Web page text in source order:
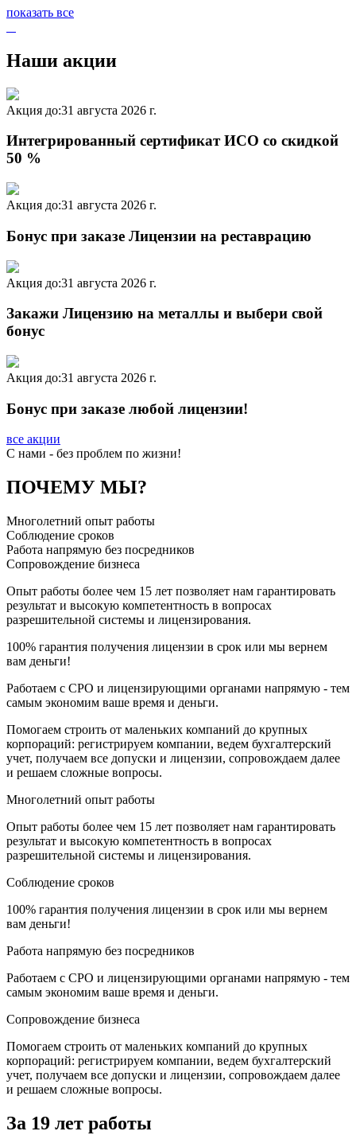
показать все
Наши акции
Акция до:31 августа 2026 г.
Интегрированный сертификат ИСО со скидкой
50 %
Акция до:31 августа 2026 г.
Бонус при заказе Лицензии на реставрацию
Акция до:31 августа 2026 г.
Закажи Лицензию на металлы и выбери свой
бонус
Акция до:31 августа 2026 г.
Бонус при заказе любой лицензии!
все акции
C нами - без проблем по жизни!
ПОЧЕМУ МЫ?
Многолетний опыт работы
Соблюдение сроков
Работа напрямую без посредников
Сопровождение бизнеса
Опыт работы более чем 15 лет позволяет нам гарантировать
результат и высокую компетентность в вопросах
разрешительной системы и лицензирования.
100% гарантия получения лицензии в срок или мы вернем
вам деньги!
Работаем с СРО и лицензирующими органами напрямую - тем
самым экономим ваше время и деньги.
Помогаем строить от маленьких компаний до крупных
корпораций: регистрируем компании, ведем бухгалтерский
учет, получаем все допуски и лицензии, сопровождаем далее
и решаем сложные вопросы.
Многолетний опыт работы
Опыт работы более чем 15 лет позволяет нам гарантировать
результат и высокую компетентность в вопросах
разрешительной системы и лицензирования.
Соблюдение сроков
100% гарантия получения лицензии в срок или мы вернем
вам деньги!
Работа напрямую без посредников
Работаем с СРО и лицензирующими органами напрямую - тем
самым экономим ваше время и деньги.
Сопровождение бизнеса
Помогаем строить от маленьких компаний до крупных
корпораций: регистрируем компании, ведем бухгалтерский
учет, получаем все допуски и лицензии, сопровождаем далее
и решаем сложные вопросы.
За 19 лет работы